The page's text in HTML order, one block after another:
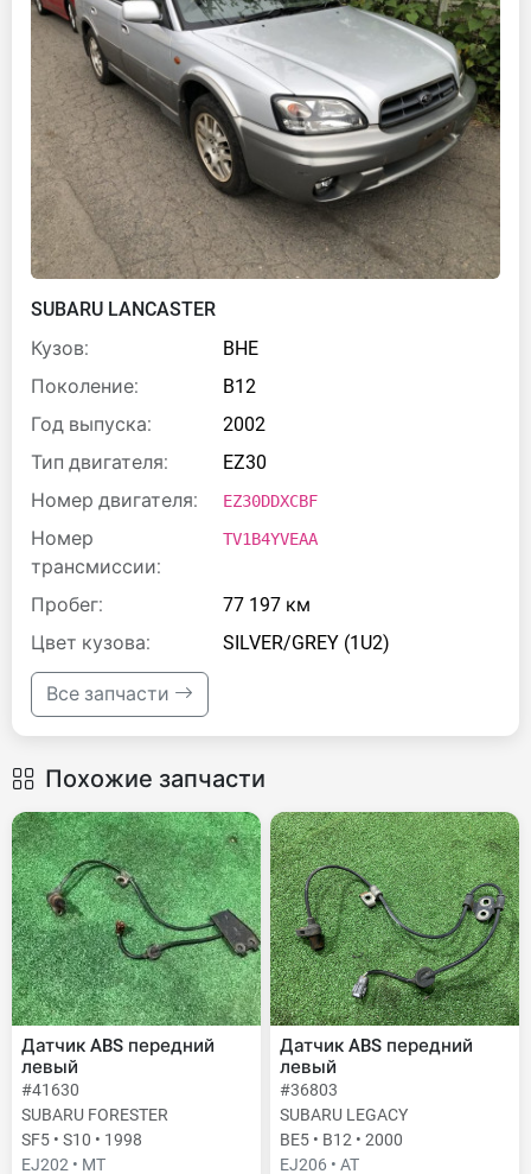
SUBARU LANCASTER
Кузов:
BHE
Поколение:
B12
Год выпуска:
2002
Тип двигателя:
EZ30
Номер двигателя:
EZ30DDXCBF
Номер
трансмиссии:
TV1B4YVEAA
Пробег:
77 197 км
Цвет кузова:
SILVER/GREY (1U2)
Все запчасти
Похожие запчасти
Датчик ABS передний
левый
#41630
SUBARU FORESTER
SF5 • S10 • 1998
EJ202 • MT
Датчик ABS передний
левый
#36803
SUBARU LEGACY
BE5 • B12 • 2000
EJ206 • AT